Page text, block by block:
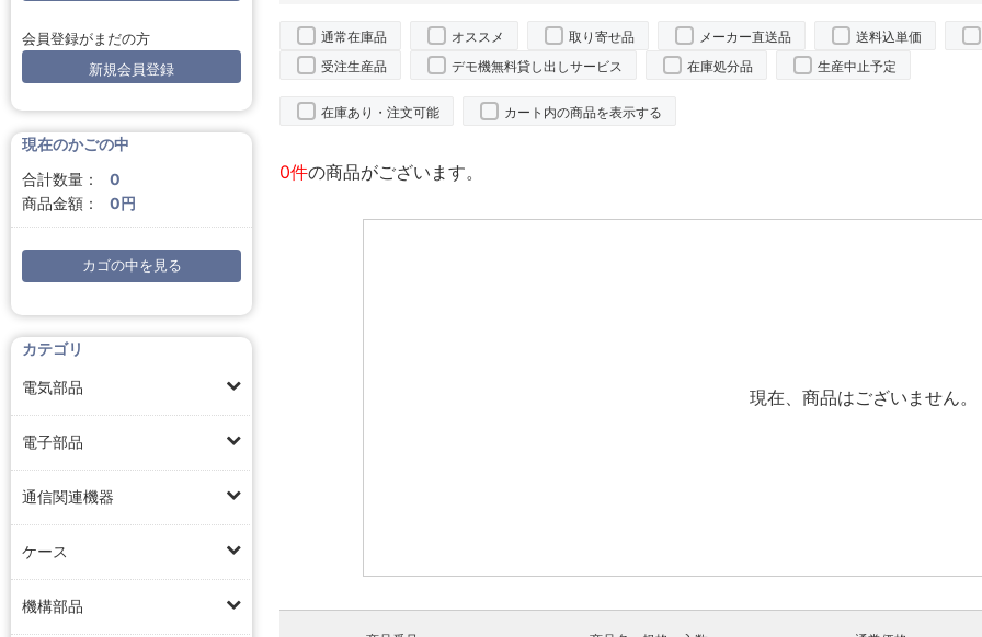
会員登録がまだの方
新規会員登録
現在のかごの中
合計数量：
0
商品金額：
0円
カゴの中を見る
カテゴリ
電気部品
電子部品
通信関連機器
ケース
機構部品
通常在庫品 オススメ 取り寄せ品 メーカー直送品
送料込単価
受注生産品
デモ機無料貸し出しサービス 在庫処分品 生産中止予定
在庫あり・注文可能 カート内の商品を表示する
0件の商品がございます。
現在、商品はございません。